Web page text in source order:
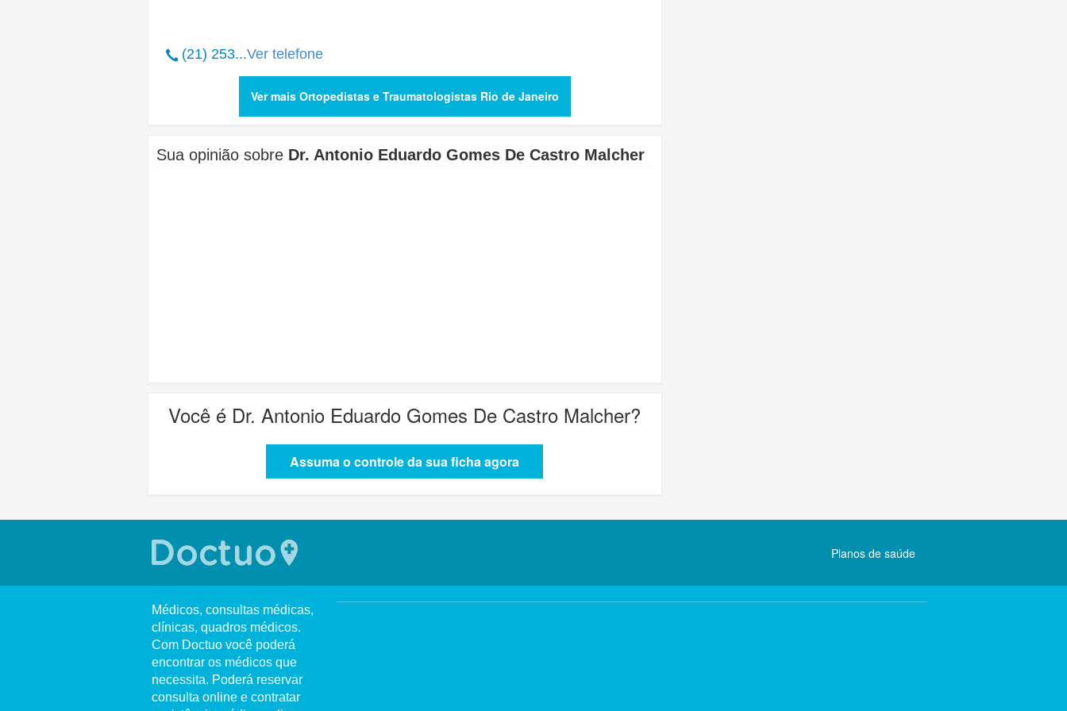
(21) 253...Ver telefone
Ver mais Ortopedistas e Traumatologistas Rio de Janeiro
Sua opinião sobre Dr. Antonio Eduardo Gomes De Castro Malcher
Você é Dr. Antonio Eduardo Gomes De Castro Malcher?
Assuma o controle da sua ficha agora
Planos de saúde
Médicos, consultas médicas,
clínicas, quadros médicos.
Com Doctuo você poderá
encontrar os médicos que
necessita. Poderá reservar
consulta online e contratar